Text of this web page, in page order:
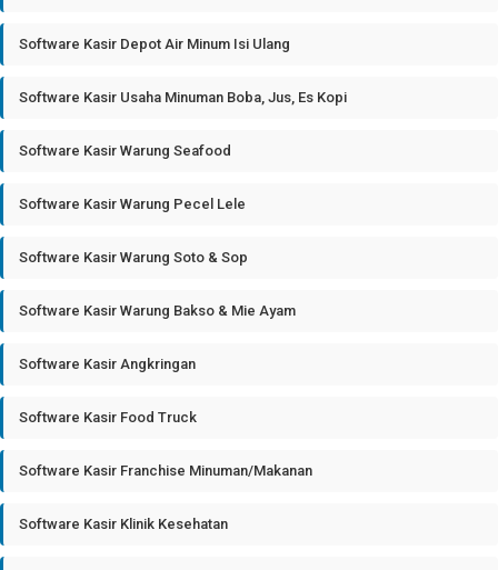
Software Kasir Depot Air Minum Isi Ulang
Software Kasir Usaha Minuman Boba, Jus, Es Kopi
Software Kasir Warung Seafood
Software Kasir Warung Pecel Lele
Software Kasir Warung Soto & Sop
Software Kasir Warung Bakso & Mie Ayam
Software Kasir Angkringan
Software Kasir Food Truck
Software Kasir Franchise Minuman/Makanan
Software Kasir Klinik Kesehatan